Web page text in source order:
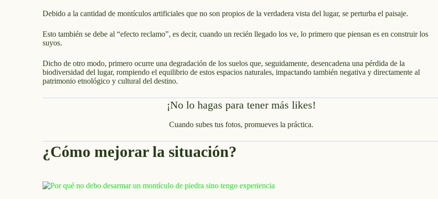
Debido a la cantidad de montículos artificiales que no son propios de la verdadera vista del lugar, se perturba el paisaje.
Esto también se debe al “efecto reclamo”, es decir, cuando un recién llegado los ve, lo primero que piensan es en construir los
suyos.
Dicho de otro modo, primero ocurre una degradación de los suelos que, seguidamente, desencadena una pérdida de la
biodiversidad del lugar, rompiendo el equilibrio de estos espacios naturales, impactando también negativa y directamente al
patrimonio etnológico y cultural del destino.
¡No lo hagas para tener más likes!
Cuando subes tus fotos, promueves la práctica.
¿Cómo mejorar la situación?